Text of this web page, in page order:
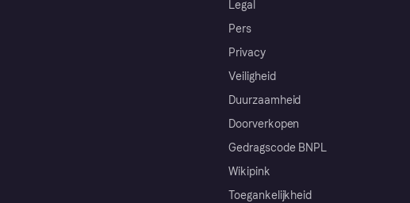
Legal
Pers
Privacy
Veiligheid
Duurzaamheid
Doorverkopen
Gedragscode BNPL
Wikipink
Toegankelijkheid